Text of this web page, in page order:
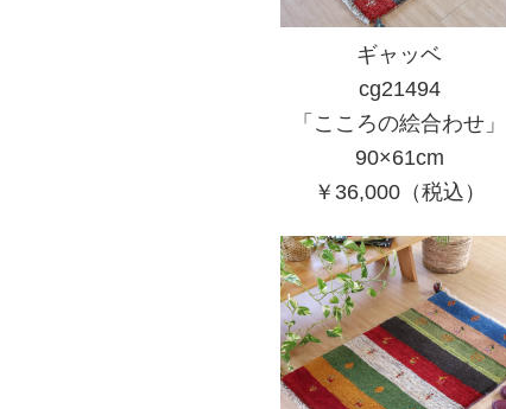
ギャッベ
cg21494
「こころの絵合わせ」
90×61cm
￥36,000（税込）